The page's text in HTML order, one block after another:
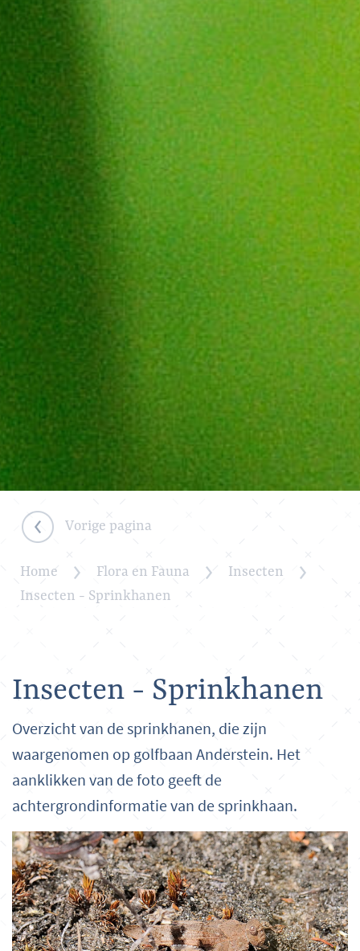
Vorige pagina
Home Flora en Fauna
Insecten
Insecten - Sprinkhanen
Insecten - Sprinkhanen
Overzicht van de sprinkhanen, die zijn
waargenomen op golfbaan Anderstein. Het
aanklikken van de foto geeft de
achtergrondinformatie van de sprinkhaan.